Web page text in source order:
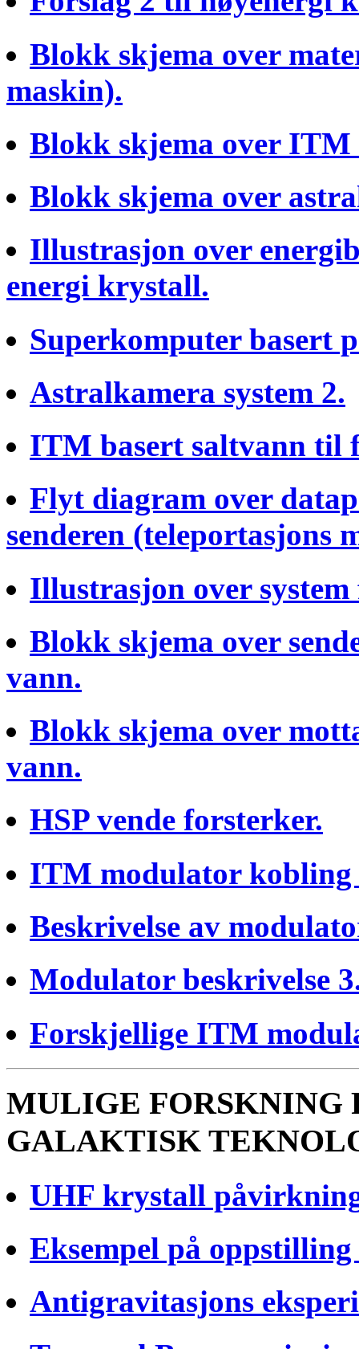
Blokk skjema over
maskin).
Blokk skjema over ITM
Blokk skjema over
Illustrasjon over
energi krystall.
Superkomputer basert
Astralkamera system 2.
ITM basert saltvann til
Flyt diagram over
senderen (teleportasjons
Illustrasjon over
Blokk skjema over
vann.
Blokk skjema over
vann.
HSP vende forsterker.
ITM modulator kobling
Beskrivelse av
Modulator beskrivelse
Forskjellige ITM
MULIGE FORSKNING
GALAKTISK
UHF krystall
Eksempel på
Antigravitasjons